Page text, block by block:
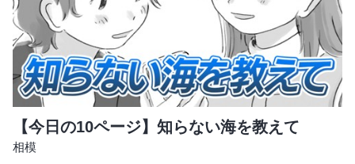
【今日の10ページ】知らない海を教えて
相模